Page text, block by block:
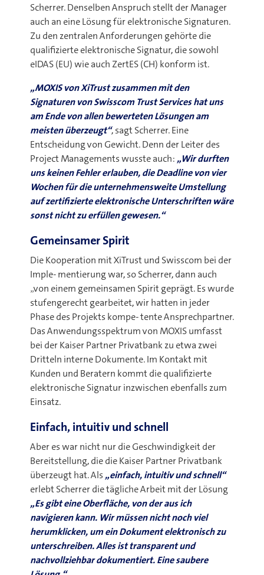
Scherrer. Denselben Anspruch stellt der Manager
auch an eine Lösung für elektronische Signaturen.
Zu den zentralen Anforderungen gehörte die
qualifizierte elektronische Signatur, die sowohl
eIDAS (EU) wie auch ZertES (CH) konform ist.
„MOXIS von XiTrust zusammen mit den
Signaturen von Swisscom Trust Services hat uns
am Ende von allen bewerteten Lösungen am
meisten überzeugt“, sagt Scherrer. Eine
Entscheidung von Gewicht. Denn der Leiter des
Project Managements wusste auch: „Wir durften
uns keinen Fehler erlauben, die Deadline von vier
Wochen für die unternehmensweite Umstellung
auf zertifizierte elektronische Unterschriften wäre
sonst nicht zu erfüllen gewesen.“
Gemeinsamer Spirit
Die Kooperation mit XiTrust und Swisscom bei der
Imple- mentierung war, so Scherrer, dann auch
„von einem gemeinsamen Spirit geprägt. Es wurde
stufengerecht gearbeitet, wir hatten in jeder
Phase des Projekts kompe- tente Ansprechpartner.
Das Anwendungsspektrum von MOXIS umfasst
bei der Kaiser Partner Privatbank zu etwa zwei
Dritteln interne Dokumente. Im Kontakt mit
Kunden und Beratern kommt die qualifizierte
elektronische Signatur inzwischen ebenfalls zum
Einsatz.
Einfach, intuitiv und schnell
Aber es war nicht nur die Geschwindigkeit der
Bereitstellung, die die Kaiser Partner Privatbank
überzeugt hat. Als „einfach, intuitiv und schnell“
erlebt Scherrer die tägliche Arbeit mit der Lösung
„Es gibt eine Oberfläche, von der aus ich
navigieren kann. Wir müssen nicht noch viel
herumklicken, um ein Dokument elektronisch zu
unterschreiben. Alles ist transparent und
nachvollziehbar dokumentiert. Eine saubere